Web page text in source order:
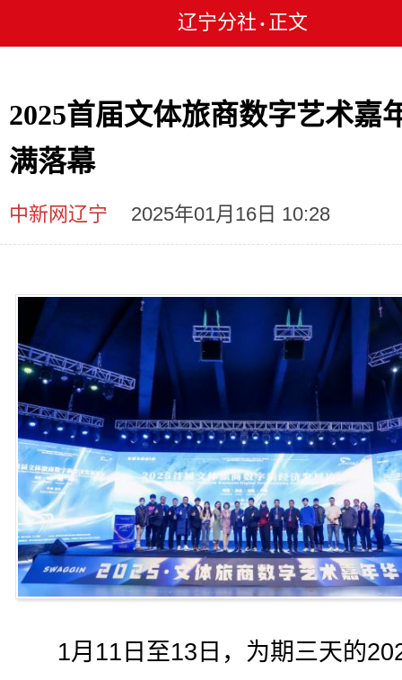
辽宁分社 • 正文
2025首届文体旅商数字艺术嘉
满落幕
中新网辽宁 2025年01月16日 10:28
1月11日至13日，为期三天的